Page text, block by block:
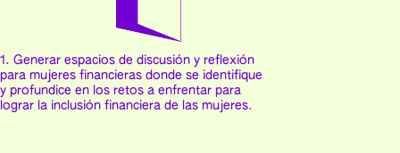
1. Generar espacios de discusión y reflexión
para mujeres financieras donde se identifique
y profundice en los retos a enfrentar para
lograr la inclusión financiera de las mujeres.